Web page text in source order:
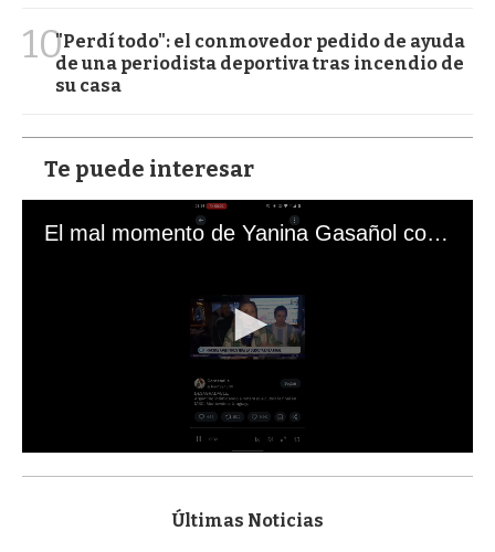
10"Perdí todo": el conmovedor pedido de ayuda
de una periodista deportiva tras incendio de
su casa
Te puede interesar
El mal momento de Yanina Gasañol con un hincha argentino en "Subrayado"
s
Últimas Noticias